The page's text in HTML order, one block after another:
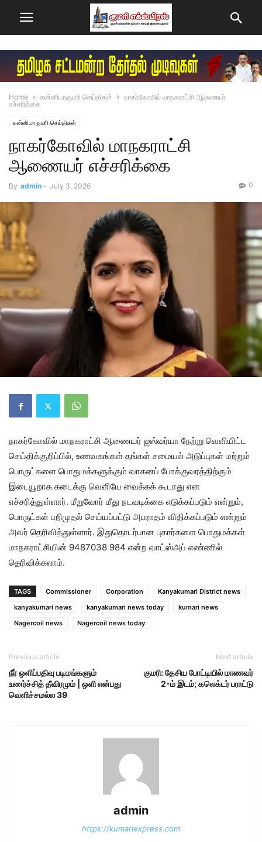
Home கன்னியாகுமரி செய்திகள்
நாகர்கோவில் மாநகராட்சி ஆணையர்
எச்சரிக்கை
கன்னியாகுமரி செய்திகள்
நாகர்கோவில் மாநகராட்சி
ஆணையர் எச்சரிக்கை
By admin - July 3, 2026 0
நாகர்கோவில் மாநகராட்சி ஆணையர் ஐஸ்வர்யா நேற்று வெளியிட்ட
செய்திக்குறிப்பில், உணவகங்கள் தங்கள் சமையல் அடுப்புகள் மற்றும்
பொருட்களை பொதுமக்களுக்கும் வாகனப் போக்குவரத்திற்கும்
இடையூறாக கடைக்கு வெளியே வைக்கக் கூடாது என
எச்சரித்துள்ளார். மீறுவோர் மீது நடவடிக்கை எடுக்கப்படும் என்றும்,
பொருட்கள் பறிமுதல் செய்யப்பட்டு அபராதம் விதிக்கப்படும் என்றும்
அவர் தெரிவித்துள்ளார். இதுதொடர்பான புகார்களை பொதுமக்கள்
மாநகராட்சியின் 9487038 984 என்ற வாட்ஸ்அப் எண்ணில்
தெரிவிக்கலாம்.
TAGS Commissioner Corporation
Kanyakumari District news
kanyakumari news
kanyakumari news today
kumari news
Nagercoil news
Nagercoil news today
Previous article
நீர் ஒளிப்பதிவு படிமங்களும்
உணர்ச்சித் தீவிரமும் | ஒளி என்பது
வெளிச்சமல்ல 39
Next article
குமரி: தேசிய போட்டியில் மாணவர்
2-ம் இடம்; கலெக்டர் பராட்டு
admin
https://kumariexpress.com